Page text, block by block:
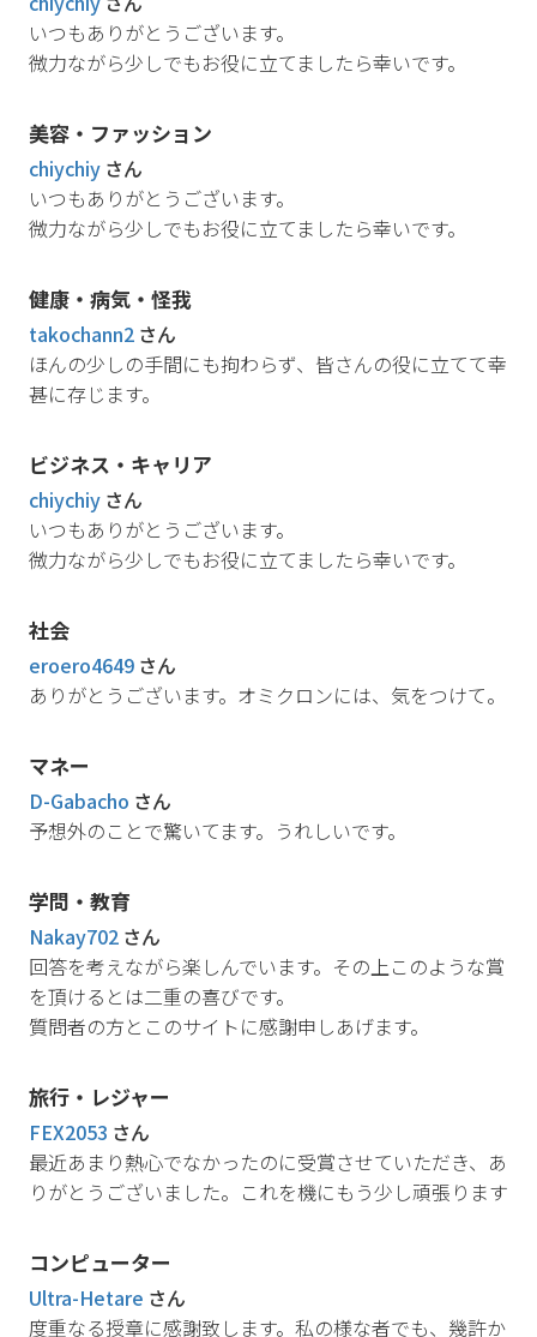
いつもありがとうございます。
微力ながら少しでもお役に立てましたら幸いです。
美容・ファッション
chiychiy さん
いつもありがとうございます。
微力ながら少しでもお役に立てましたら幸いです。
健康・病気・怪我
takochann2 さん
ほんの少しの手間にも拘わらず、皆さんの役に立てて幸
甚に存じます。
ビジネス・キャリア
chiychiy さん
いつもありがとうございます。
微力ながら少しでもお役に立てましたら幸いです。
社会
eroero4649 さん
ありがとうございます。オミクロンには、気をつけて。
マネー
D-Gabacho さん
予想外のことで驚いてます。うれしいです。
学問・教育
Nakay702 さん
回答を考えながら楽しんでいます。その上このような賞
を頂けるとは二重の喜びです。
質問者の方とこのサイトに感謝申しあげます。
旅行・レジャー
FEX2053 さん
最近あまり熱心でなかったのに受賞させていただき、あ
りがとうございました。これを機にもう少し頑張ります
コンピューター
Ultra-Hetare さん
度重なる授章に感謝致します。私の様な者でも、幾許か